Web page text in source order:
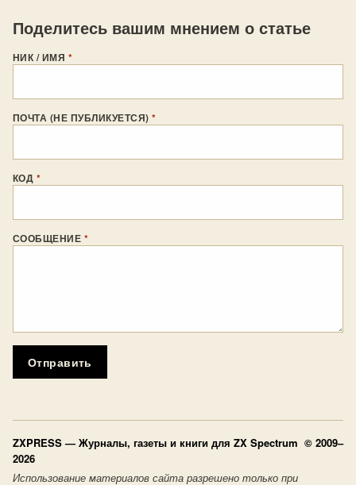
Поделитесь вашим мнением о статье
НИК / ИМЯ *
ПОЧТА (НЕ ПУБЛИКУЕТСЯ)*
КОД *
СООБЩЕНИЕ *
Отправить
ZXPRESS — Журналы, газеты и книги для ZX Spectrum © 2009–
2026
Использование материалов сайта разрешено только при